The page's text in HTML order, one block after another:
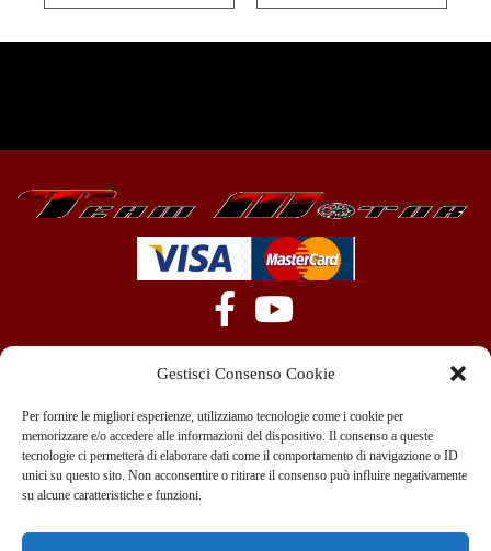
Gestisci Consenso Cookie
Per fornire le migliori esperienze, utilizziamo tecnologie come i cookie per
memorizzare e/o accedere alle informazioni del dispositivo. Il consenso a queste
tecnologie ci permetterà di elaborare dati come il comportamento di navigazione o ID
unici su questo sito. Non acconsentire o ritirare il consenso può influire negativamente
su alcune caratteristiche e funzioni.
+39 351 970 89 33
info@teammotor.it